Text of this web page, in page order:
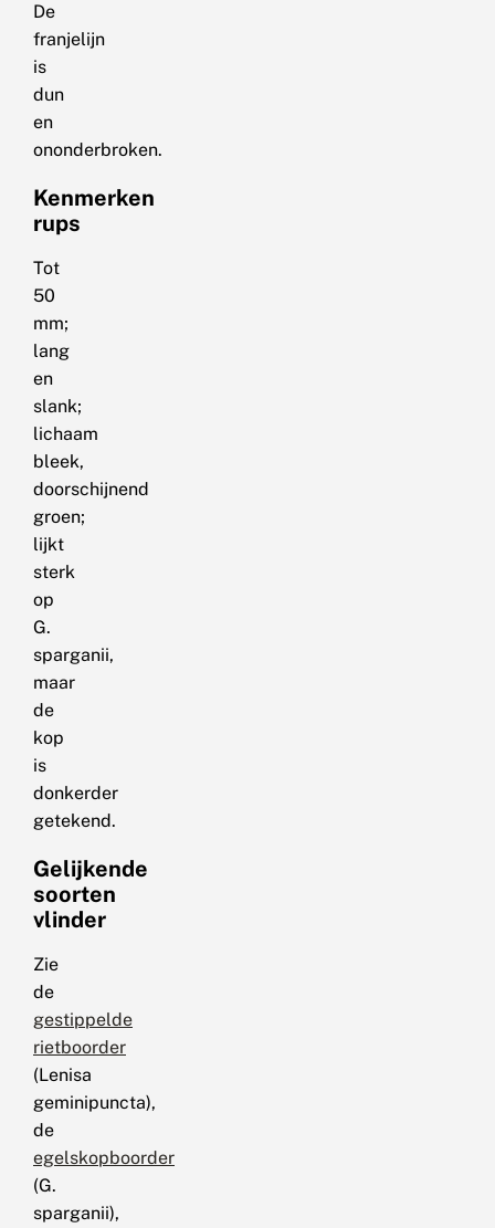
De
franjelijn
is
dun
en
ononderbroken.
Kenmerken
rups
Tot
50
mm;
lang
en
slank;
lichaam
bleek,
doorschijnend
groen;
lijkt
sterk
op
G.
sparganii,
maar
de
kop
is
donkerder
getekend.
Gelijkende
soorten
vlinder
Zie
de
gestippelde
rietboorder
(Lenisa
geminipuncta),
de
egelskopboorder
(G.
sparganii),